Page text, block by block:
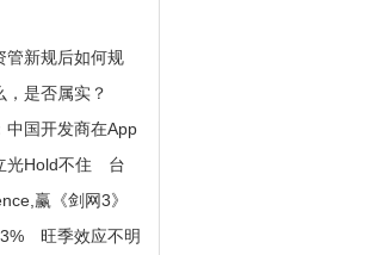
管新规后如何规
，是否属实？
中国开发商在App
光Hold不住 台
赢《剑网3》
旺季效应不明